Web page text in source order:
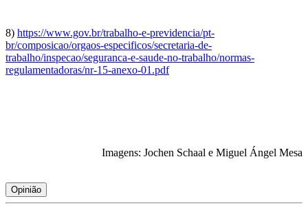
8) https://www.gov.br/trabalho-e-previdencia/pt-
br/composicao/orgaos-especificos/secretaria-de-
trabalho/inspecao/seguranca-e-saude-no-trabalho/normas-
regulamentadoras/nr-15-anexo-01.pdf
Imagens: Jochen Schaal e Miguel Ángel Mesa
Opinião